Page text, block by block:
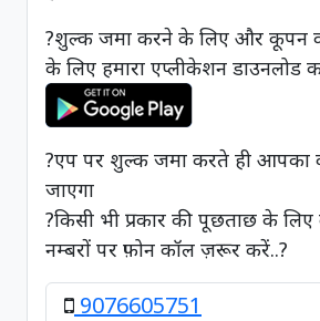
?शुल्क जमा करने के लिए और कूपन
के लिए हमारा एप्लीकेशन डाउनलोड
?एप पर शुल्क जमा करते ही आपका
जाएगा
?किसी भी प्रकार की पूछताछ के
नम्बरों पर फ़ोन कॉल ज़रूर करें..?
9076605751